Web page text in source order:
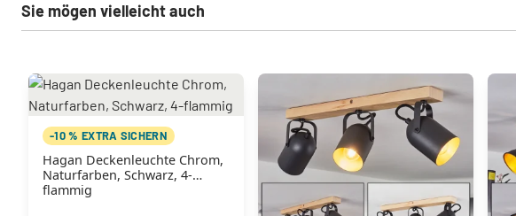
Sie mögen vielleicht auch
-10 % EXTRA SICHERN
Hagan Deckenleuchte Chrom,
Naturfarben, Schwarz, 4-
flammig